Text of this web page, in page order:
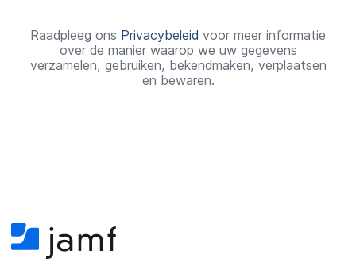
t
Raadpleeg ons Privacybeleid voor meer informatie
over de manier waarop we uw gegevens
verzamelen, gebruiken, bekendmaken, verplaatsen
en bewaren.